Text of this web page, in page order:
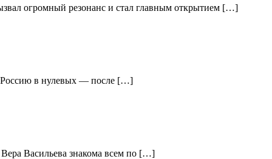
огромный резонанс и стал главным открытием […]
Россию в нулевых — после […]
Васильева знакома всем по […]